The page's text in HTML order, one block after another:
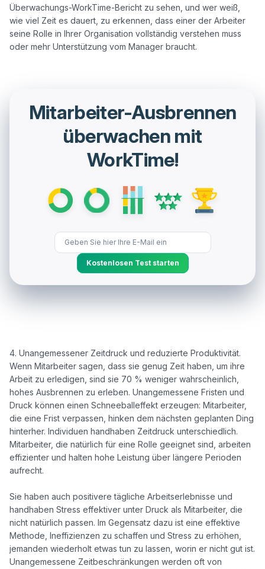
Überwachungs-WorkTime-Bericht zu sehen, und wer weiß,
wie viel Zeit es dauert, zu erkennen, dass einer der Arbeiter
seine Rolle in Ihrer Organisation vollständig verstehen muss
Mitarbeiter-Ausbrennen
überwachen mit
WorkTime!
Kostenlosen Test starten
4. Unangemessener Zeitdruck und reduzierte Produktivität.
Wenn Mitarbeiter sagen, dass sie genug Zeit haben, um ihre
Arbeit zu erledigen, sind sie 70 % weniger wahrscheinlich,
hohes Ausbrennen zu erleben. Unangemessene Fristen und
Druck können einen Schneeballeffekt erzeugen: Mitarbeiter,
die eine Frist verpassen, hinken dem nächsten geplanten Ding
hinterher. Individuen handhaben Zeitdruck unterschiedlich.
Mitarbeiter, die natürlich für eine Rolle geeignet sind, arbeiten
effizienter und halten hohe Leistung über längere Perioden
aufrecht.
Sie haben auch positivere tägliche Arbeitserlebnisse und
handhaben Stress effektiver unter Druck als Mitarbeiter, die
nicht natürlich passen. Im Gegensatz dazu ist eine effektive
Methode, Ineffizienzen zu schaffen und Stress zu erhöhen,
jemanden wiederholt etwas tun zu lassen, worin er nicht gut ist.
Unangemessene Zeitbeschränkungen werden oft von